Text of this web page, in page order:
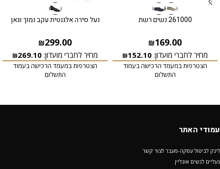
261000 נשים רשת
₪169.00
מחיר לחברי מועדון: ₪152.10
הצטרפות במעמד הרכישה בעמוד
התשלום
נעל סירה אלגנטית עקב נמוך וגאן
₪299.00
מחיר לחברי מועדון: ₪269.10
הצטרפות במעמד הרכישה בעמוד
התשלום
עמודי האתר
לינק לביטול עסקה-מעבר לצור קשר
נעליים לנשים אונליין